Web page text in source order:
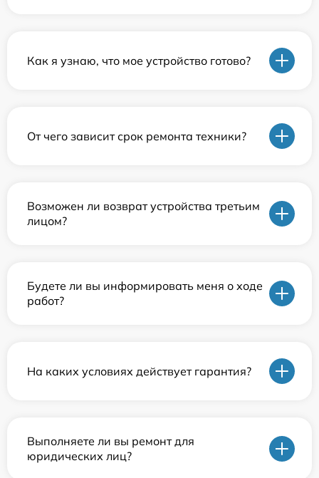
Как я узнаю, что мое устройство готово?
От чего зависит срок ремонта техники?
Возможен ли возврат устройства третьим
лицом?
Будете ли вы информировать меня о ходе
работ?
На каких условиях действует гарантия?
Выполняете ли вы ремонт для
юридических лиц?